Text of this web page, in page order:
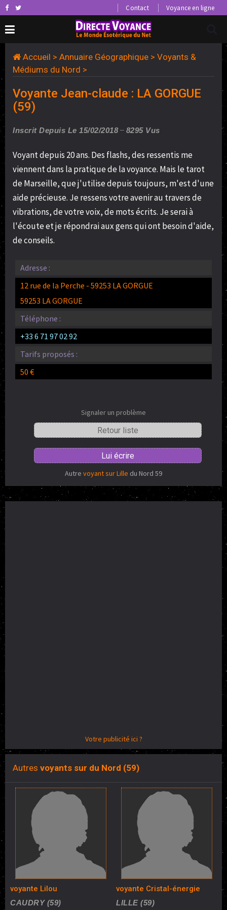
Contact Voyance en ligne
Accueil > Annuaire Géographique > Voyants &
Médiums du Nord >
Voyante Jean-claude : LA GORGUE
(59)
Inscrit Depuis Le 15/02/2018 8295 Vus
Voyant depuis 20 ans. Des flashs, des ressentis me
viennent dans la pratique de la voyance. Mais le tarot
de Marseille, que j'utilise depuis toujours, m'est d'une
aide précieuse. Je ressens votre avenir au travers de
vibrations, de votre voix, de mots écrits. Je serai à
l'écoute et je répondrai aux gens qui ont besoin d'aide,
de conseils.
Adresse :
12 rue de la Perche - 59253 LA GORGUE
59253 LA GORGUE
Téléphone :
+33 6 71 97 02 92
Tarifs proposés :
50 €
Signaler un problème
Retour liste
Lui écrire
Autre voyant sur Lille du Nord 59
Votre publicité ici ?
Autres voyants sur du Nord (59)
voyante Lilou
CAUDRY (59)
voyante Cristal-énergie
LILLE (59)